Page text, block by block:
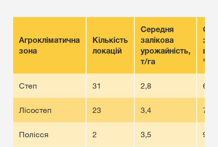
Агрокліматична
зона
Кількість
локацій
Середня
залікова
урожайність,
т/га
%
Степ 31 2,8 6,4
Лісостеп 23 3,4 7,6
Полісся 2 3,5 9,6